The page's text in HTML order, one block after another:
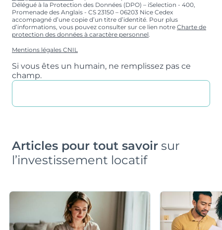
Délégué à la Protection des Données (DPO) – iSelection - 400,
Promenade des Anglais - CS 23150 – 06203 Nice Cedex
accompagné d’une copie d’un titre d’identité. Pour plus
d’informations, vous pouvez consulter sur ce lien notre Charte de
protection des données à caractère personnel.
Mentions légales CNIL
Si vous êtes un humain, ne remplissez pas ce
champ.
Articles pour tout savoir sur
l’investissement locatif